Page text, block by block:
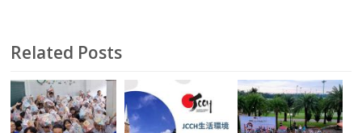
Related Posts